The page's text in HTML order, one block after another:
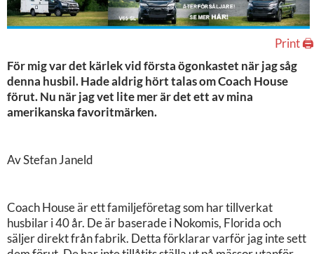
Print 🖨
För mig var det kärlek vid första ögonkastet när jag såg
denna husbil. Hade aldrig hört talas om Coach House
förut. Nu när jag vet lite mer är det ett av mina
amerikanska favoritmärken.
Av Stefan Janeld
Coach House är ett familjeföretag som har tillverkat
husbilar i 40 år. De är baserade i Nokomis, Florida och
säljer direkt från fabrik. Detta förklarar varför jag inte sett